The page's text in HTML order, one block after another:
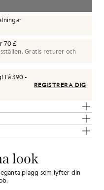
70 £
Gratis returer och
Få390-
REGISTRERA DIG
look
plagg som lyfter din